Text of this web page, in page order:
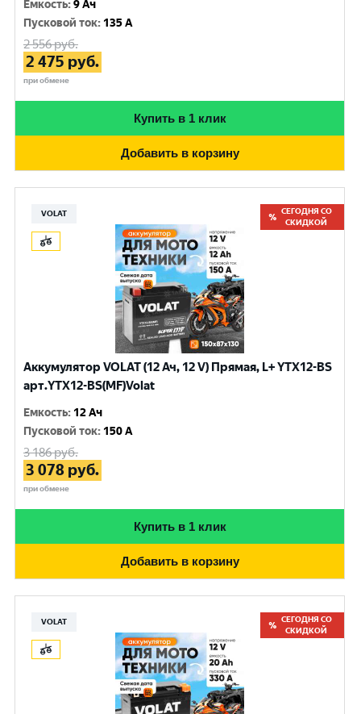
Емкость:9 Ач
Пусковой ток: 135 A
2 556руб.
2 475 руб.
при обмене
Купить в 1 клик
Добавить в корзину
VOLAT
СЕГОДНЯ СО
СКИДКОЙ
Аккумулятор VOLAT (12 Ач, 12 V) Прямая, L+ YTX12-BS
арт.YTX12-BS(MF)Volat
Емкость: 12 Ач
Пусковой ток: 150 A
3 186руб.
3 078 руб.
при обмене
Купить в 1 клик
Добавить в корзину
VOLAT
СЕГОДНЯ СО
СКИДКОЙ